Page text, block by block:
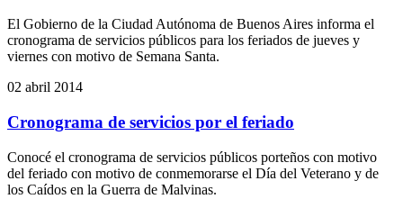
El Gobierno de la Ciudad Autónoma de Buenos Aires informa el
cronograma de servicios públicos para los feriados de jueves y
viernes con motivo de Semana Santa.
02 abril 2014
Cronograma de servicios por el feriado
Conocé el cronograma de servicios públicos porteños con motivo
del feriado con motivo de conmemorarse el Día del Veterano y de
los Caídos en la Guerra de Malvinas.